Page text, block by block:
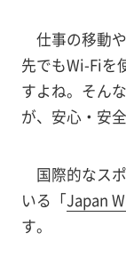
仕事の移動
先でもWi-Fiを
すよね。そん
が、安心・安
国際的なス
いる「Japan
す。